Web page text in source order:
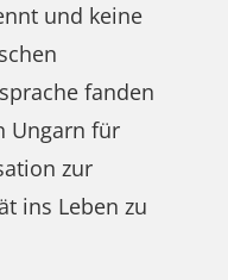
und keine
fanden
Ungarn für
zur
ins Leben zu